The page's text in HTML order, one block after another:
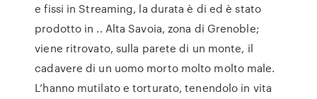
e fissi in Streaming, la durata è di ed è stato
prodotto in .. Alta Savoia, zona di Grenoble;
viene ritrovato, sulla parete di un monte, il
cadavere di un uomo morto molto molto male.
L’hanno mutilato e torturato, tenendolo in vita